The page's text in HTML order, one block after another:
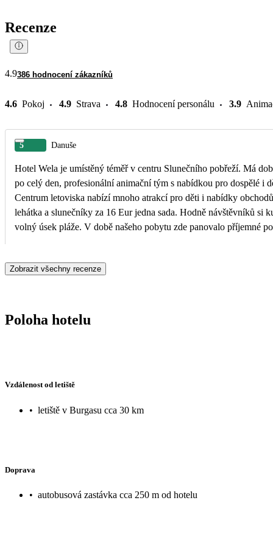
Recenze
4.9386 hodnocení zákazníků
4.6 Pokoj 4.9 Strava 4.8 Hodnocení personálu 3.9
5 Danuše
Hotel Wela je umístěný téměř v centru Slunečního pobřeží. Má
po celý den, profesionální animační tým s nabídkou pro dospělé
Centrum letoviska nabízí mnoho atrakcí pro děti i nabídky
lehátka a slunečníky za 16 Eur jedna sada. Hodně návštěvníků si kupuje slunečník u místních prodejců v cenách od 8 do 20 eur a využívá
volný úsek pláže. V době našeho pobytu zde panovalo příjemné
Polska, České republiky, Slovenska, Maďarska a Bulharska. Při
Zobrazit všechny recenze
Poloha hotelu
Vzdálenost od letiště
• letiště v Burgasu cca 30 km
Doprava
• autobusová zastávka cca 250 m od hotelu